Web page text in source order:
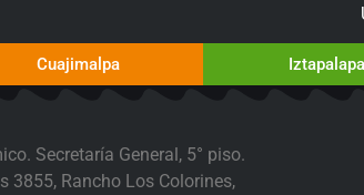
Cuajimalpa Iztapalapa
Secretaría General, 5° piso.
3855, Rancho Los Colorines,